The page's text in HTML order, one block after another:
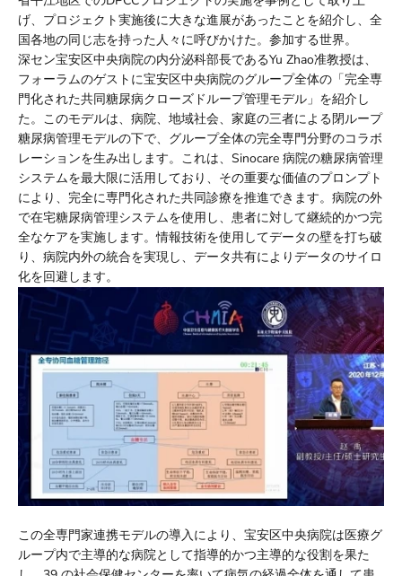
げ、プロジェクト実施後に大きな進展があったことを紹介し、全
国各地の同じ志を持った人々に呼びかけた。参加する世界。
深セン宝安区中央病院の内分泌科部長であるYu Zhao准教授は、
フォーラムのゲストに宝安区中央病院のグループ全体の「完全専
門化された共同糖尿病クローズドループ管理モデル」を紹介し
た。このモデルは、病院、地域社会、家庭の三者による閉ループ
糖尿病管理モデルの下で、グループ全体の完全専門分野のコラボ
レーションを生み出します。これは、Sinocare 病院の糖尿病管理
システムを最大限に活用しており、その重要な価値のプロンプト
により、完全に専門化された共同診療を推進できます。病院の外
で在宅糖尿病管理システムを使用し、患者に対して継続的かつ完
全なケアを実施します。情報技術を使用してデータの壁を打ち破
り、病院内外の統合を実現し、データ共有によりデータのサイロ
化を回避します。
この全専門家連携モデルの導入により、宝安区中央病院は医療グ
ループ内で主導的な病院として指導的かつ主導的な役割を果た